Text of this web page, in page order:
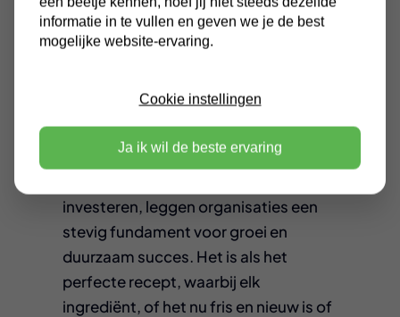
organisatie in de facilitaire branche.
Het draait niet alleen om leeftijd; het
frisse ideeën van nieuwkomers en de
diepgaande wijsheid van ervaren
krachten.
investeren, leggen organisaties een
stevig fundament voor groei en
duurzaam succes. Het is als het
perfecte recept, waarbij elk
ingrediënt, of het nu fris en nieuw is of
informatie in te vullen en geven we je de best
mogelijke website-ervaring.
Cookie instellingen
Ja ik wil de beste ervaring